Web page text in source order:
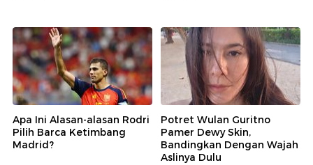
Apa Ini Alasan-alasan Rodri
Pilih Barca Ketimbang
Madrid?
Potret Wulan Guritno
Pamer Dewy Skin,
Bandingkan Dengan Wajah
Aslinya Dulu